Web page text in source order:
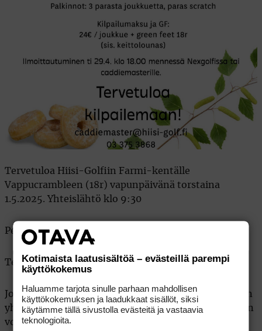
Tervetuloa Hiisi-Golfiin Farmi-kentälle
Vappucrambleen (18r) vapunpäivänä torstaina
1.5.2025. Yhteislähtö klo 9:30
Pelimuoto: pariscramble, LP HCP 0-36
Teet: miehet kelt, naiset pun
Joukkueen kisatasoitukseksi huomioidaan 25% parin
yhteenlasketusta slopesta, kisatasoitus ei kuitenkaan
voi olla enemmän kuin alhaisemmalla tasoituksella
Kotimaista laatusisältöä – evästeillä parempi
käyttökokemus
Haluamme tarjota sinulle parhaan mahdollisen
käyttökokemuksen ja laadukkaat sisällöt, siksi
käytämme tällä sivustolla evästeitä ja vastaavia
teknologioita.